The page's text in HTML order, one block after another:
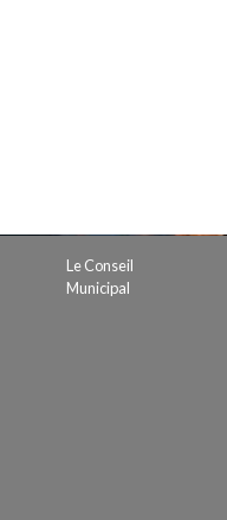
Le Conseil
Municipal